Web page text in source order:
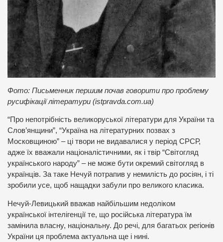
Фото: Письменник першим почав говорити про проблему
русифікації літератури (istpravda.com.ua)
“Про непотрібність великоруської літератури для України та
Слов’янщини”, “Україна на літературних позвах з
Московщиною” – ці твори не видавалися у період СРСР,
адже їх вважали націоналістичними, як і твір “Світогляд
українського народу” – не може бути окремий світогляд в
українців. За таке Нечуй потрапив у немилість до росіян, і ті
зробили усе, щоб нащадки забули про великого класика.
Нечуй-Левицький вважав найбільшим недоліком
української інтелігенції те, що російська література їм
замінила власну, національну. До речі, для багатьох регіонів
України ця проблема актуальна ще і нині.